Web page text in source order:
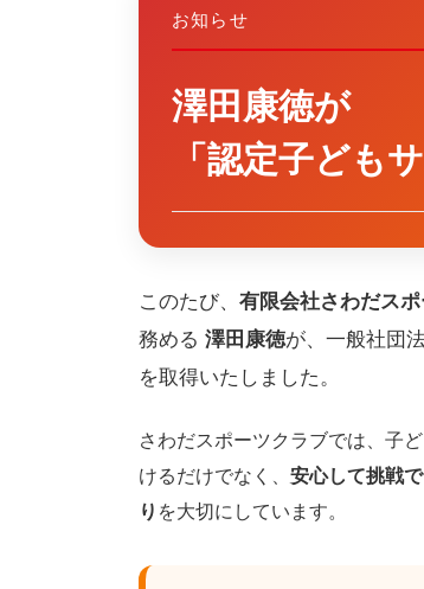
お知らせ
澤田康徳が
「認定子ども
このたび、 有限会社さわだス
務める 澤田康徳が、一般社団
を取得いたしました。
さわだスポーツクラブでは、子
けるだけでなく、 安心して挑戦
り を大切にしています。